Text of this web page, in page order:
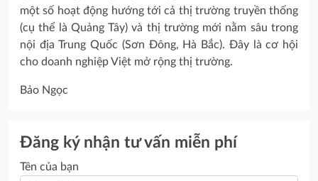
một số hoạt động hướng tới cả thị trường truyền thống
(cụ thể là Quảng Tây) và thị trường mới nằm sâu trong
nội địa Trung Quốc (Sơn Đông, Hà Bắc). Đây là cơ hội
cho doanh nghiệp Việt mở rộng thị trường.
Bảo Ngọc
Đăng ký nhận tư vấn miễn phí
Tên của bạn